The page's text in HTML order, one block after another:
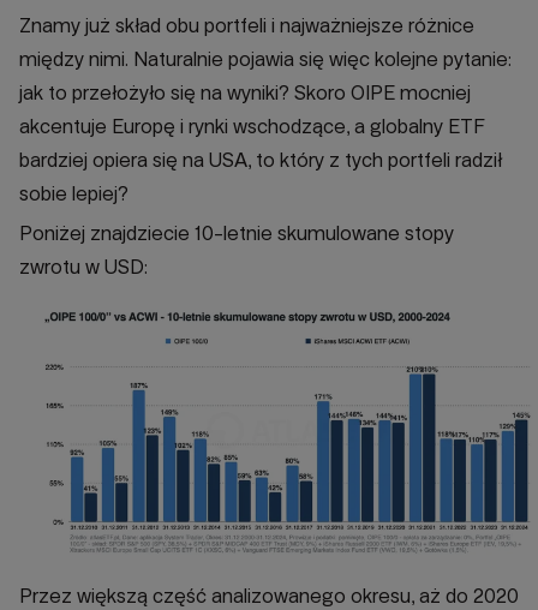
Znamy już skład obu portfeli i najważniejsze różnice
między nimi. Naturalnie pojawia się więc kolejne pytanie:
jak to przełożyło się na wyniki? Skoro OIPE mocniej
akcentuje Europę i rynki wschodzące, a globalny ETF
bardziej opiera się na USA, to który z tych portfeli radził
sobie lepiej?
Poniżej znajdziecie 10-letnie skumulowane stopy
zwrotu w USD:
Przez większą część analizowanego okresu, aż do 2020